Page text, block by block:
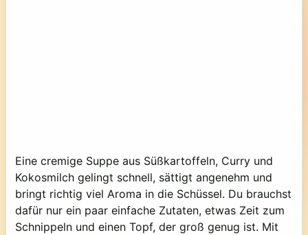
Eine cremige Suppe aus Süßkartoffeln, Curry und
Kokosmilch gelingt schnell, sättigt angenehm und
bringt richtig viel Aroma in die Schüssel. Du brauchst
dafür nur ein paar einfache Zutaten, etwas Zeit zum
Schnippeln und einen Topf, der groß genug ist. Mit